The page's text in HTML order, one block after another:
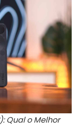
Qual o Melhor